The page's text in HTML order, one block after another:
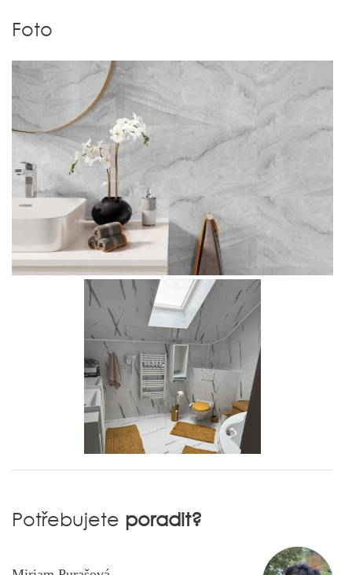
Foto
Potřebujete poradit?